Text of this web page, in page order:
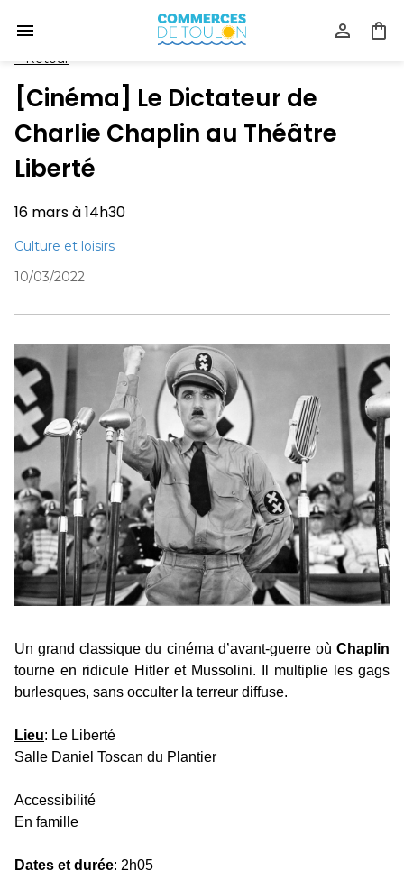
Retour
[Cinéma] Le Dictateur de
Charlie Chaplin au Théâtre
Liberté
16 mars à 14h30
Culture et loisirs
10/03/2022
Un grand classique du cinéma d’avant-guerre où Chaplin
tourne en ridicule Hitler et Mussolini. Il multiplie les gags
burlesques, sans occulter la terreur diffuse.
Lieu: Le Liberté
Salle Daniel Toscan du Plantier
Accessibilité
En famille
Dates et durée: 2h05